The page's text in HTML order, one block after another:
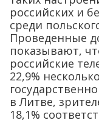
российских и
среди
Проведенные
показывают,
российские
22,9%
в Литве,
18,1%